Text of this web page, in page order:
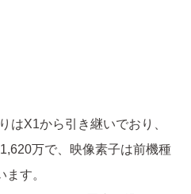
はX1から引き継いでおり、
万で、映像素子は前機種
す。